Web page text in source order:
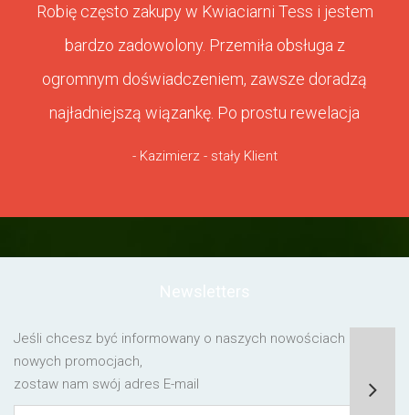
Robię często zakupy w Kwiaciarni Tess i jestem
bardzo zadowolony. Przemiła obsługa z
ogromnym doświadczeniem, zawsze doradzą
najładniejszą wiązankę. Po prostu rewelacja
- Kazimierz - stały Klient
Jeśli chcesz być informowany o naszych nowościach lub o
nowych promocjach,
zostaw nam swój adres E-mail